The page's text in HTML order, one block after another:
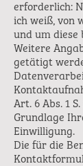
erforderlich:
ich weiß, von
und um diese
Weitere
getätigt
Art. 6 Abs. 1
Grundlage
Einwilligung.
Die für die